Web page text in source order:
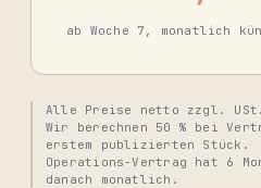
ab Woche 7, monatlich
Alle Preise netto zzgl. USt.
Wir berechnen 50 % bei
erstem publizierten Stück.
Operations-Vertrag hat 6
danach monatlich.